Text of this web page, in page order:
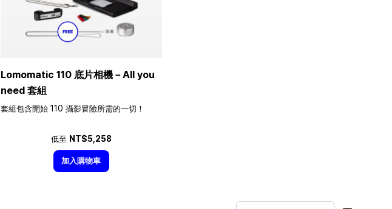
Lomomatic 110 底片相機－All you
need 套組
套組包含開始 110 攝影冒險所需的一切！
低至 NT$5,258
加入購物車